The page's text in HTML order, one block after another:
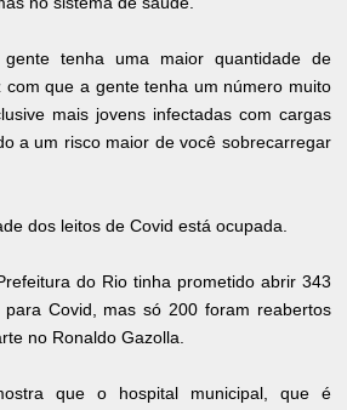
tenha uma maior quantidade de
com que a gente tenha um número muito
mais jovens infectadas com cargas
a um risco maior de você sobrecarregar
dos leitos de Covid está ocupada.
do Rio tinha prometido abrir 343
para Covid, mas só 200 foram reabertos
no Ronaldo Gazolla.
que o hospital municipal, que é